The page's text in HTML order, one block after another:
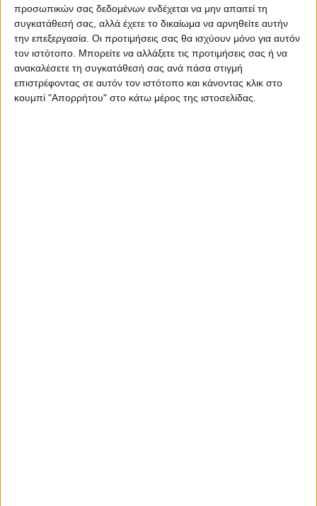
προσωπικών σας δεδομένων ενδέχεται να μην απαιτεί τη
συγκατάθεσή σας, αλλά έχετε το δικαίωμα να αρνηθείτε αυτήν
την επεξεργασία. Οι προτιμήσεις σας θα ισχύουν μόνο για αυτόν
τον ιστότοπο. Μπορείτε να αλλάξετε τις προτιμήσεις σας ή να
ανακαλέσετε τη συγκατάθεσή σας ανά πάσα στιγμή
επιστρέφοντας σε αυτόν τον ιστότοπο και κάνοντας κλικ στο
κουμπί "Απορρήτου" στο κάτω μέρος της ιστοσελίδας.
Τα καταστήματα ακολουθώντας τις οδηγίες
της Πολιτείας έχουν μείνει κλειστά και
λειτουργούν μόνο οι υπηρεσίεςdelivery–
take away. Ταdeliveryέχουν πάρει «φωτιά»
με τους εργαζόμενους να σπεύδουν είτε
πεζοί είτε με δίκυκλα να ικανοποιήσουν τις